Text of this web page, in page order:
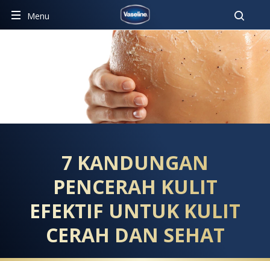
Menu
7 KANDUNGAN PENCERAH
7 KANDUNGAN
PENCERAH KULIT
EFEKTIF UNTUK KULIT
CERAH DAN SEHAT